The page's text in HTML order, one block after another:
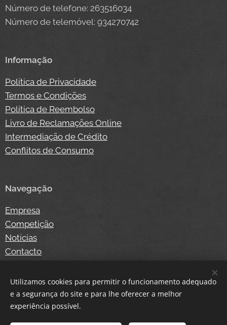
Número de telefone: 263516034
Número de telemóvel: 934270742
Informação
Política de Privacidade
Termos e Condições
Política de Reembolso
Livro de Reclamações Online
Intermediação de Crédito
Conflitos de Consumo
Navegação
Empresa
Competição
Notícias
Contacto
Login
Cookies
Utilizamos cookies para permitir o funcionamento adequado
e a segurança do site e para lhe oferecer a melhor
experiência possível.